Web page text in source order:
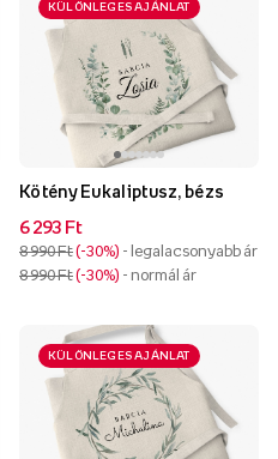
KÜLÖNLEGES AJÁNLAT
Kötény Eukaliptusz, bézs
6 293 Ft
8 990 Ft -30% - legalacsonyabb ár
8 990 Ft -30% - normál ár
KÜLÖNLEGES AJÁNLAT